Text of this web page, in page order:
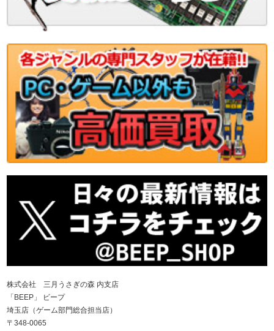
株式会社 三月うさぎの森 内支店
「BEEP」 ビープ
埼玉店（ゲーム部門総合担当店）
〒348-0065